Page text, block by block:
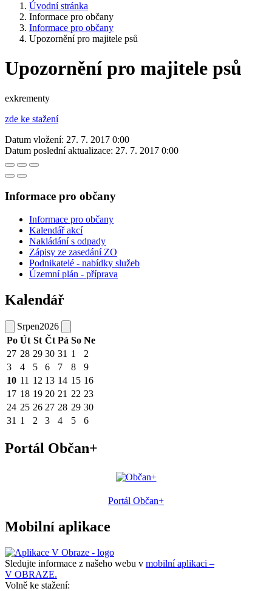
Úvodní stránka
Informace pro občany
Informace pro občany
Upozornění pro majitele psů
Upozornění pro majitele psů
exkrementy
zde ke stažení
Datum vložení: 27. 7. 2017 0:00
Datum poslední aktualizace: 27. 7. 2017 0:00
Informace pro občany
Informace pro občany
Kalendář akcí
Nakládání s odpady
Zápisy ze zasedání ZO
Podnikatelé - nabídky služeb
Územní plán - příprava
Kalendář
Srpen2026
Po Út St Čt Pá So Ne
27 28 29 30 31 1
2
3
4 5 6 7 8
9
10 11 12 13 14 15 16
17 18 19 20 21 22 23
24 25 26 27 28 29 30
31 1 2 3 4 5 6
Portál Občan+
Portál Občan+
Mobilní aplikace
Sledujte informace z našeho webu v mobilní aplikaci –
V OBRAZE.
Volně ke stažení: